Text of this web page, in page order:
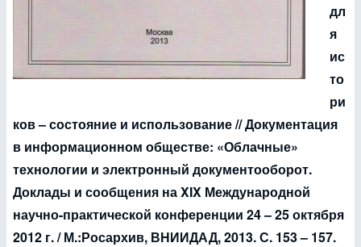
дл
я
ис
то
ри
ков – состояние и использование // Документация
в информационном обществе: «Облачные»
технологии и электронный документооборот.
Доклады и сообщения на XIX Международной
научно-практической конференции 24 – 25 октября
2012 г. / М.:Росархив, ВНИИДАД, 2013. С. 153 – 157.